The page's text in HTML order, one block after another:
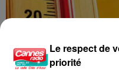
Le respect de
priorité